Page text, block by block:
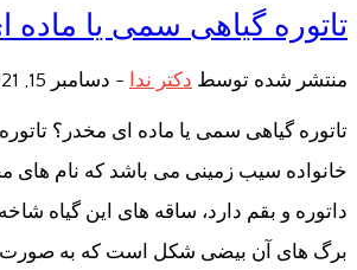
تاتوره گیاهی سمی یا ماده
منتشر شده توسط دکتر ندا - دسامبر 15, 2021
تاتوره گیاهی سمی یا ماده ای مخدر؟
خانواده سیب زمینی می باشد که نام های
داتوره و بقم دارد، ساقه های این گیاه
برگ های آن بیضی شکل است که به صورت